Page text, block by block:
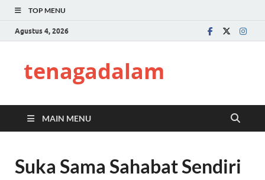
TOP MENU
Agustus 4, 2026
tenagadalam
MAIN MENU
Suka Sama Sahabat Sendiri